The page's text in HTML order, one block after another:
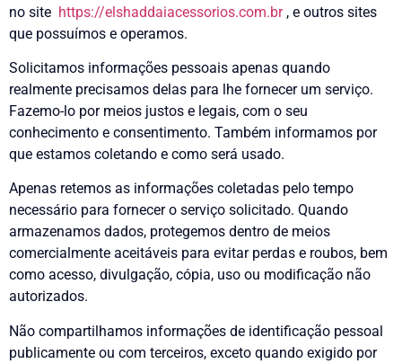
no site https://elshaddaiacessorios.com.br, e outros sites
que possuímos e operamos.
Solicitamos informações pessoais apenas quando
realmente precisamos delas para lhe fornecer um serviço.
Fazemo-lo por meios justos e legais, com o seu
conhecimento e consentimento. Também informamos por
que estamos coletando e como será usado.
Apenas retemos as informações coletadas pelo tempo
necessário para fornecer o serviço solicitado. Quando
armazenamos dados, protegemos dentro de meios
comercialmente aceitáveis para evitar perdas e roubos, bem
como acesso, divulgação, cópia, uso ou modificação não
autorizados.
Não compartilhamos informações de identificação pessoal
publicamente ou com terceiros, exceto quando exigido por